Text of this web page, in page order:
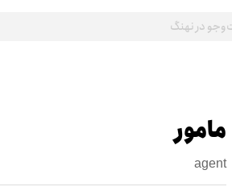
مامور
agent